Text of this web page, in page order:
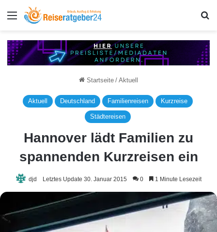
Menü
Startseite / Aktuell
Aktuell Deutschland Familienreisen Kurzreise
Städtereisen
Hannover lädt Familien zu
spannenden Kurzreisen ein
djd Letztes Update 30. Januar 2015 0 1 Minute Lesezeit